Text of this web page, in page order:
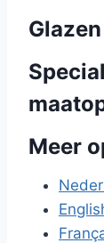
Meer